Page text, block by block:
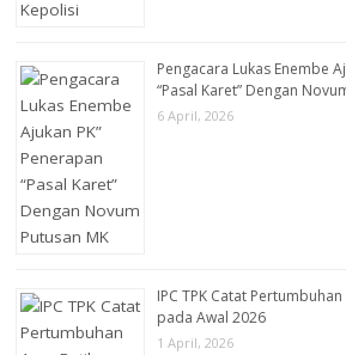
Pengacara Lukas Enembe
“Pasal Karet” Dengan
6 April, 2026
IPC TPK Catat
pada Awal 2026
1 April, 2026